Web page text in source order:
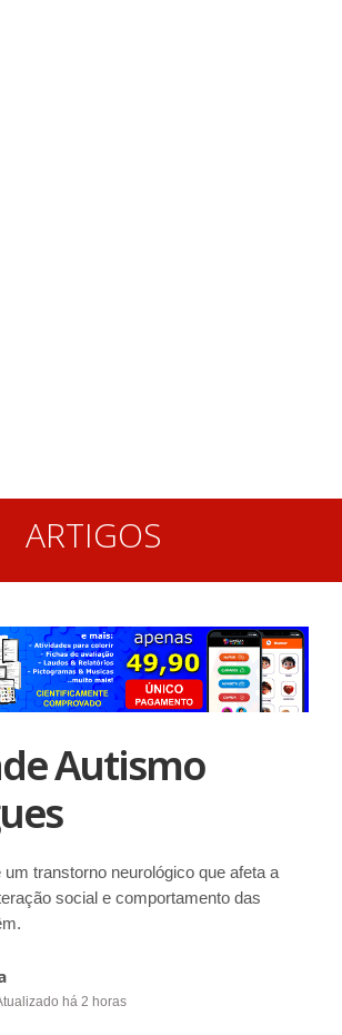
ARTIGOS
Autismo
transtorno neurológico que afeta a
social e comportamento das
há 2 horas